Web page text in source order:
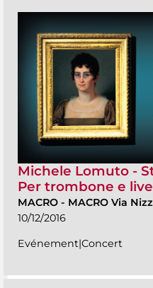
Michele Lomuto -
Per trombone e
MACRO - MACRO Via
10/12/2016
Evénement|Concert